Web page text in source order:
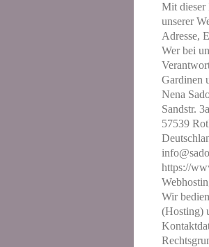
Mit dieser
unserer
Adresse,
Wer bei
Gardinen
Nena
Sandstr. 3a
57539
https://
Wir
(Hosting)